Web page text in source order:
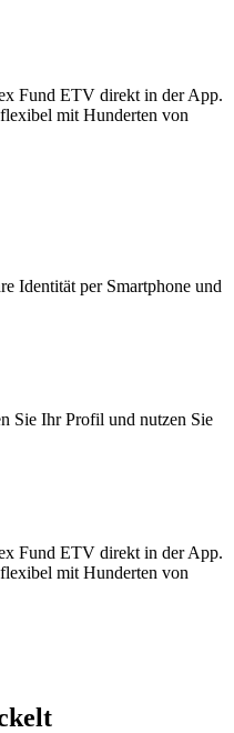
Fund ETV direkt in der App.
mit Hunderten von
Identität per Smartphone und
Sie Ihr Profil und nutzen Sie
Fund ETV direkt in der App.
mit Hunderten von